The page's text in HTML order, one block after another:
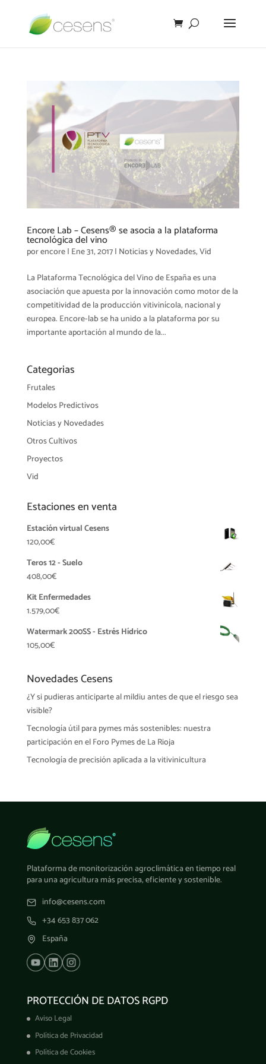
Encore Lab – Cesens® se asocia a la plataforma
tecnológica del vino
porencore| Ene 31, 2017| Noticias y Novedades,Vid
La Plataforma Tecnológica del Vino de España es una
asociación que apuesta por la innovación como motor de la
competitividad de la producción vitivinícola, nacional y
europea. Encore-lab se ha unido a la plataforma por su
importante aportación al mundo de la...
Categorias
Frutales
Modelos Predictivos
Noticias y Novedades
Otros Cultivos
Proyectos
Vid
Estaciones en venta
Estación virtual Cesens
120,00€
Teros 12 - Suelo
408,00€
Kit Enfermedades
1.579,00€
Watermark 200SS - Estrés Hídrico
105,00€
Novedades Cesens
¿Y si pudieras anticiparte al mildiu antes de que el riesgo sea
visible?
Tecnología útil para pymes más sostenibles: nuestra
participación en el Foro Pymes de La Rioja
Tecnología de precisión aplicada a la vitivinicultura
Plataforma de monitorización agroclimática en tiempo real
para una agricultura más precisa, eficiente y sostenible.
info@cesens.com
+34 653 837 062
España
PROTECCIÓN DE DATOS RGPD
Aviso Legal
Política de Privacidad
Política de Cookies